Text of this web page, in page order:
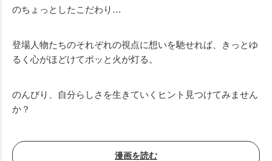
のちょっとしたこだわり…
登場人物たちのそれぞれの視点に想いを馳せれば、きっとゆ
るく心がほどけてポッと火が灯る。
のんびり、自分らしさを生きていくヒント見つけてみません
か？
漫画を読む